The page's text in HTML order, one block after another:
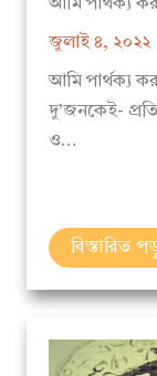
জুলাই ৪, ২০২২
আমি পার্থক্য
দু’জনকেই-
ও…